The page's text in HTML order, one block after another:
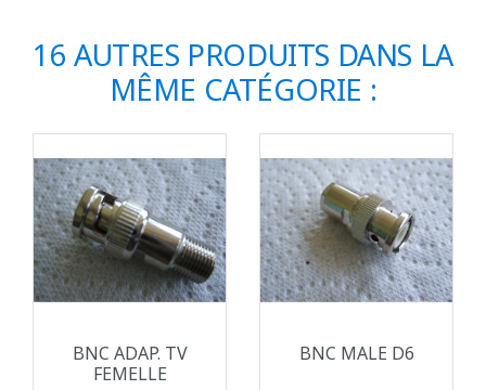
16 AUTRES PRODUITS DANS LA
MÊME CATÉGORIE :
BNC ADAP. TV
FEMELLE
BNC MALE D6